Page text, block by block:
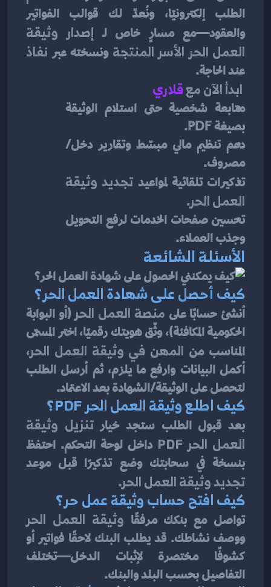
الطلب إلكترونيًا، ونُعدّ لك قوالب الفواتير
والعقود—مع مسارٍ خاص لـ
العمل الحر الأسر المنتجة ونسخته عبر نفاذ
عند الحاجة.
ابدأ الآن مع قلاري
متابعة شخصية حتى استلام الوثيقة
بصيغة PDF.
دعم تنظيم مالي مبسّط وتقارير دخل/
مصروف.
تذكيرات تلقائية لمواعيد
العمل الحر.
وجذب العملاء.
الأسئلة الشائعة
كيف أحصل على شهادة العمل الحر؟
أنشئ حسابًا على منصة العمل الحر
المناسب من المهن في وثيقة العمل الحر
لتحصل على الوثيقة/الشهادة بعد الاعتماد.
كيف اطلع وثيقة العمل الحر PDF؟
بعد قبول الطلب ستجد خيار
العمل الحر PDF
بنسخة في سحابتك وضع تذكيرًا قبل موعد
تجديد وثيقة العمل الحر.
كيف افتح حساب وثيقة عمل حر؟
تواصل مع بنكك مرفقًا وثيقة العمل الحر
التفاصيل بحسب البلد والبنك.